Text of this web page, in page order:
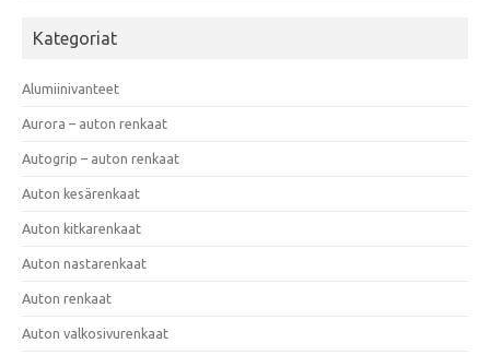
Kategoriat
Alumiinivanteet
Aurora – auton renkaat
Autogrip – auton renkaat
Auton kesärenkaat
Auton kitkarenkaat
Auton nastarenkaat
Auton renkaat
Auton valkosivurenkaat